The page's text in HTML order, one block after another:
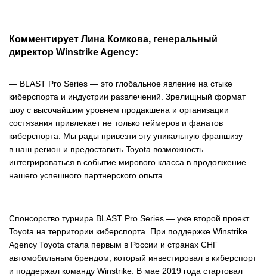
Комментирует Лина Комкова, генеральный
директор Winstrike Agency:
— BLAST Pro Series — это глобальное явление на стыке
киберспорта и индустрии развлечений. Зрелищный формат
шоу с высочайшим уровнем продакшена и организации
состязания привлекает не только геймеров и фанатов
киберспорта. Мы рады привезти эту уникальную франшизу
в наш регион и предоставить Toyota возможность
интегрироваться в событие мирового класса в продолжение
нашего успешного партнерского опыта.
Спонсорство турнира BLAST Pro Series — уже второй проект
Toyota на территории киберспорта. При поддержке Winstrike
Agency Toyota стала первым в России и странах СНГ
автомобильным брендом, который инвестировал в киберспорт
и поддержал команду Winstrike. В мае 2019 года стартовал